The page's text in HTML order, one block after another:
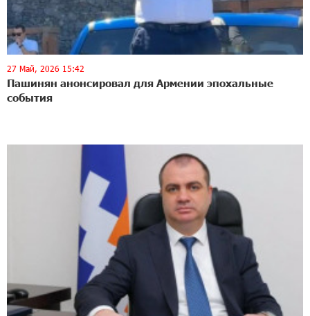
27 Май, 2026 15:42
Пашинян анонсировал для Армении эпохальные
события